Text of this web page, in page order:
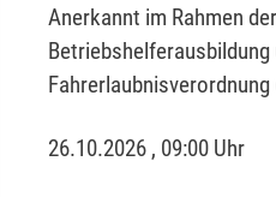
Anerkannt im Rahmen der
Betriebshelferausbildung
26.10.2026 , 09:00 Uhr